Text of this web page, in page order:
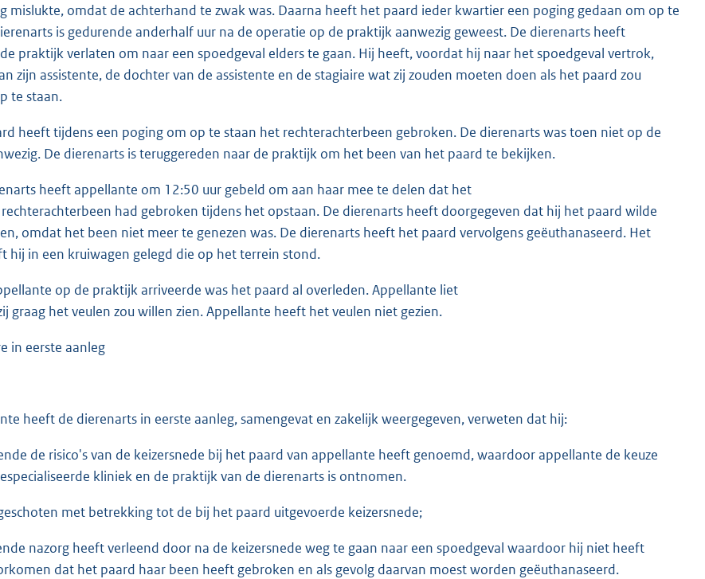
mislukte, omdat de achterhand te zwak was. Daarna heeft het paard ieder kwartier een poging gedaan om op te
is gedurende anderhalf uur na de operatie op de praktijk aanwezig geweest. De dierenarts heeft
praktijk verlaten om naar een spoedgeval elders te gaan. Hij heeft, voordat hij naar het spoedgeval vertrok,
zijn assistente, de dochter van de assistente en de stagiaire wat zij zouden moeten doen als het paard zou
te staan.
heeft tijdens een poging om op te staan het rechterachterbeen gebroken. De dierenarts was toen niet op de
De dierenarts is teruggereden naar de praktijk om het been van het paard te bekijken.
heeft appellante om 12:50 uur gebeld om aan haar mee te delen dat het
had gebroken tijdens het opstaan. De dierenarts heeft doorgegeven dat hij het paard wilde
omdat het been niet meer te genezen was. De dierenarts heeft het paard vervolgens geëuthanaseerd. Het
hij in een kruiwagen gelegd die op het terrein stond.
op de praktijk arriveerde was het paard al overleden. Appellante liet
graag het veulen zou willen zien. Appellante heeft het veulen niet gezien.
in eerste aanleg
heeft de dierenarts in eerste aanleg, samengevat en zakelijk weergegeven, verweten dat hij:
de risico's van de keizersnede bij het paard van appellante heeft genoemd, waardoor appellante de keuze
kliniek en de praktijk van de dierenarts is ontnomen.
met betrekking tot de bij het paard uitgevoerde keizersnede;
nazorg heeft verleend door na de keizersnede weg te gaan naar een spoedgeval waardoor hij niet heeft
dat het paard haar been heeft gebroken en als gevolg daarvan moest worden geëuthanaseerd.